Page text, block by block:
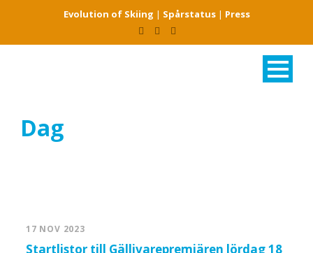
Evolution of Skiing | Spårstatus| Press
Dag
17 NOV 2023
Startlistor till Gällivarepremiären lördag 18